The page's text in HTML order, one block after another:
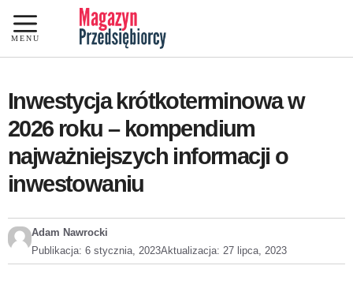
Przejdź
do
treści
MENU
Inwestycja krótkoterminowa w
2026 roku – kompendium
najważniejszych informacji o
inwestowaniu
Adam Nawrocki
Publikacja: 6 stycznia, 2023Aktualizacja: 27 lipca, 2023